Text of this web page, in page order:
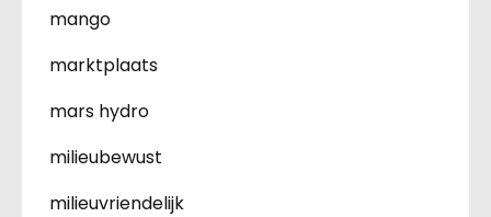
mango
marktplaats
mars hydro
milieubewust
milieuvriendelijk